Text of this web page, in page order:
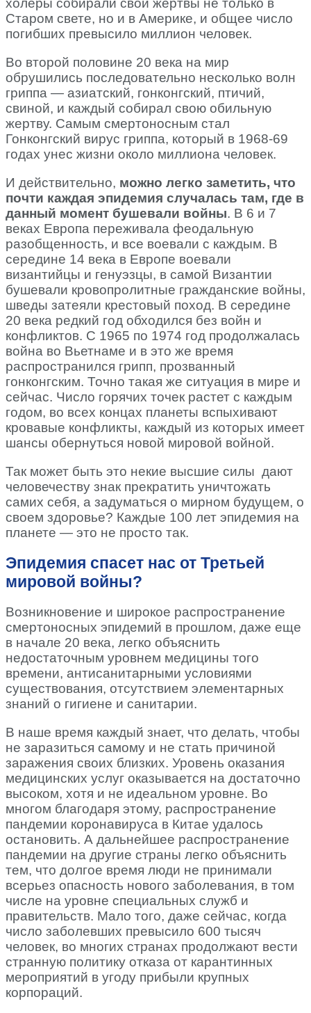
холеры собирали свои жертвы не только в
Старом свете, но и в Америке, и общее число
погибших превысило миллион человек.
Во второй половине 20 века на мир
обрушились последовательно несколько волн
гриппа — азиатский, гонконгский, птичий,
свиной, и каждый собирал свою обильную
жертву. Самым смертоносным стал
Гонконгский вирус гриппа, который в 1968-69
годах унес жизни около миллиона человек.
И действительно, можно легко заметить, что
почти каждая эпидемия случалась там, где в
данный момент бушевали войны. В 6 и 7
веках Европа переживала феодальную
разобщенность, и все воевали с каждым. В
середине 14 века в Европе воевали
византийцы и генуэзцы, в самой Византии
бушевали кровопролитные гражданские войны,
шведы затеяли крестовый поход. В середине
20 века редкий год обходился без войн и
конфликтов. С 1965 по 1974 год продолжалась
война во Вьетнаме и в это же время
распространился грипп, прозванный
гонконгским. Точно такая же ситуация в мире и
сейчас. Число горячих точек растет с каждым
годом, во всех концах планеты вспыхивают
кровавые конфликты, каждый из которых имеет
шансы обернуться новой мировой войной.
Так может быть это некие высшие силы дают
человечеству знак прекратить уничтожать
самих себя, а задуматься о мирном будущем, о
своем здоровье? Каждые 100 лет эпидемия на
планете — это не просто так.
Эпидемия спасет нас от Третьей
мировой войны?
Возникновение и широкое распространение
смертоносных эпидемий в прошлом, даже еще
в начале 20 века, легко объяснить
недостаточным уровнем медицины того
времени, антисанитарными условиями
существования, отсутствием элементарных
знаний о гигиене и санитарии.
В наше время каждый знает, что делать, чтобы
не заразиться самому и не стать причиной
заражения своих близких. Уровень оказания
медицинских услуг оказывается на достаточно
высоком, хотя и не идеальном уровне. Во
многом благодаря этому, распространение
пандемии коронавируса в Китае удалось
остановить. А дальнейшее распространение
пандемии на другие страны легко объяснить
тем, что долгое время люди не принимали
всерьез опасность нового заболевания, в том
числе на уровне специальных служб и
правительств. Мало того, даже сейчас, когда
число заболевших превысило 600 тысяч
человек, во многих странах продолжают вести
странную политику отказа от карантинных
мероприятий в угоду прибыли крупных
корпораций.